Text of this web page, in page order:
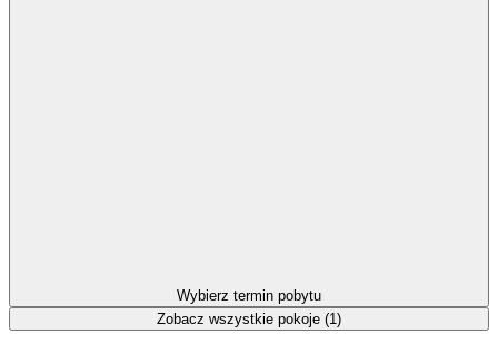
Wybierz termin pobytu
Zobacz wszystkie pokoje (1)